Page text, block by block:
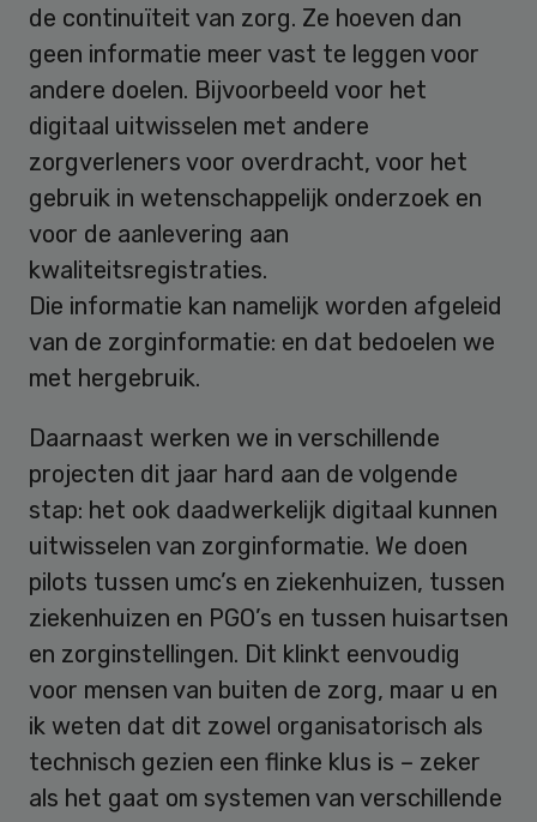
de continuïteit van zorg. Ze hoeven dan
geen informatie meer vast te leggen voor
andere doelen. Bijvoorbeeld voor het
digitaal uitwisselen met andere
zorgverleners voor overdracht, voor het
gebruik in wetenschappelijk onderzoek en
voor de aanlevering aan
kwaliteitsregistraties.
Die informatie kan namelijk worden afgeleid
van de zorginformatie: en dat bedoelen we
met hergebruik.
Daarnaast werken we in verschillende
projecten dit jaar hard aan de volgende
stap: het ook daadwerkelijk digitaal kunnen
uitwisselen van zorginformatie. We doen
pilots tussen umc’s en ziekenhuizen, tussen
ziekenhuizen en PGO’s en tussen huisartsen
en zorginstellingen. Dit klinkt eenvoudig
voor mensen van buiten de zorg, maar u en
ik weten dat dit zowel organisatorisch als
technisch gezien een flinke klus is – zeker
als het gaat om systemen van verschillende